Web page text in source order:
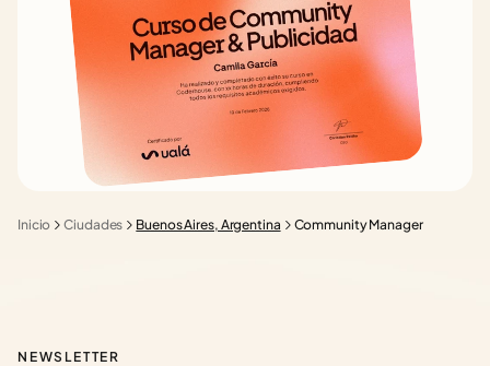
Inicio Ciudades Buenos Aires, Argentina Community Manager
NEWSLETTER